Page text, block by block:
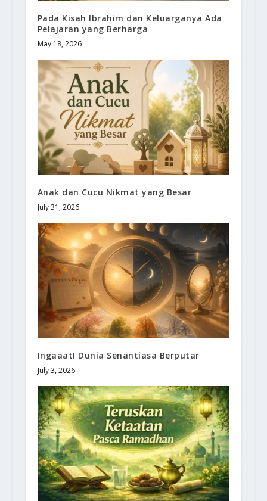
Pada Kisah Ibrahim dan Keluarganya Ada
Pelajaran yang Berharga
May 18, 2026
Anak dan Cucu Nikmat yang Besar
July 31, 2026
Ingaaat! Dunia Senantiasa Berputar
July 3, 2026